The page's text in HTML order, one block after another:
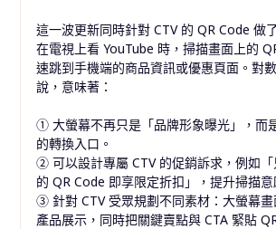
這一波更新同時針對 CTV 的 QR Code 做
在電視上看 YouTube 時，掃描畫面上的
速跳到手機端的商品資訊或優惠頁面。對
說，意味著：
① 大螢幕不再只是「品牌形象曝光」，而
的轉換入口。
② 可以設計專屬 CTV 的促銷訴求，例如
的 QR Code 即享限定折扣」，提升掃描意
③ 針對 CTV 受眾規劃不同素材：大螢幕
產品展示，同時把關鍵賣點與 CTA 緊貼